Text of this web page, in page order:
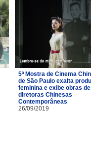
5ª Mostra de Cinema
de São Paulo exalta
feminina e exibe obras de
diretoras Chinesas
Contemporâneas
26/09/2019